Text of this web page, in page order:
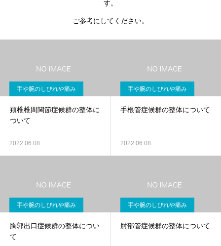
す。
ご参考にしてください。
手や腕のしびれや痛み
頚椎椎間関節症候群の整体に
ついて
2022.06.08
手や腕のしびれや痛み
手根管症候群の整体について
2022.06.08
手や腕のしびれや痛み
胸郭出口症候群の整体につい
て
手や腕のしびれや痛み
肘部管症候群の整体について